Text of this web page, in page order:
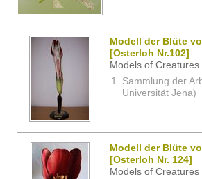
Modell der Blüte
[Osterloh Nr.102]
Models of
Sammlung der
Universität Jena)
Modell der Blüte
[Osterloh Nr. 124]
Models of